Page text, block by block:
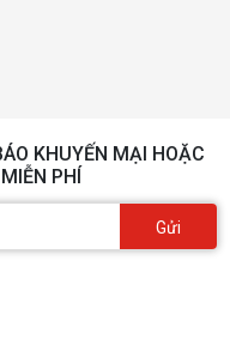
KHUYẾN MẠI HOẶC
PHÍ
Gửi